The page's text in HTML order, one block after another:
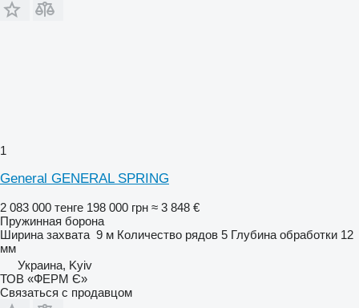
1
General GENERAL SPRING
2 083 000 тенге 198 000 грн ≈ 3 848 €
Пружинная борона
Ширина захвата 9 м Количество рядов 5 Глубина обработки 12
мм
Украина, Kyiv
ТОВ «ФЕРМ Є»
Связаться с продавцом